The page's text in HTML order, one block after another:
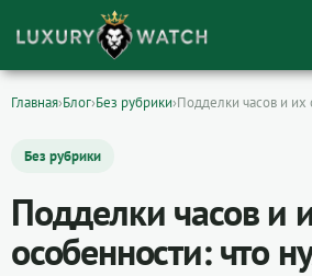
Главная›Блог›Без рубрики›
Без рубрики
Подделки часов и
особенности: что